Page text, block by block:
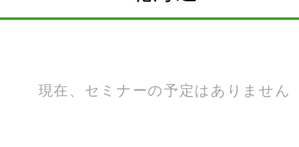
現在、セミナーの予定はありません